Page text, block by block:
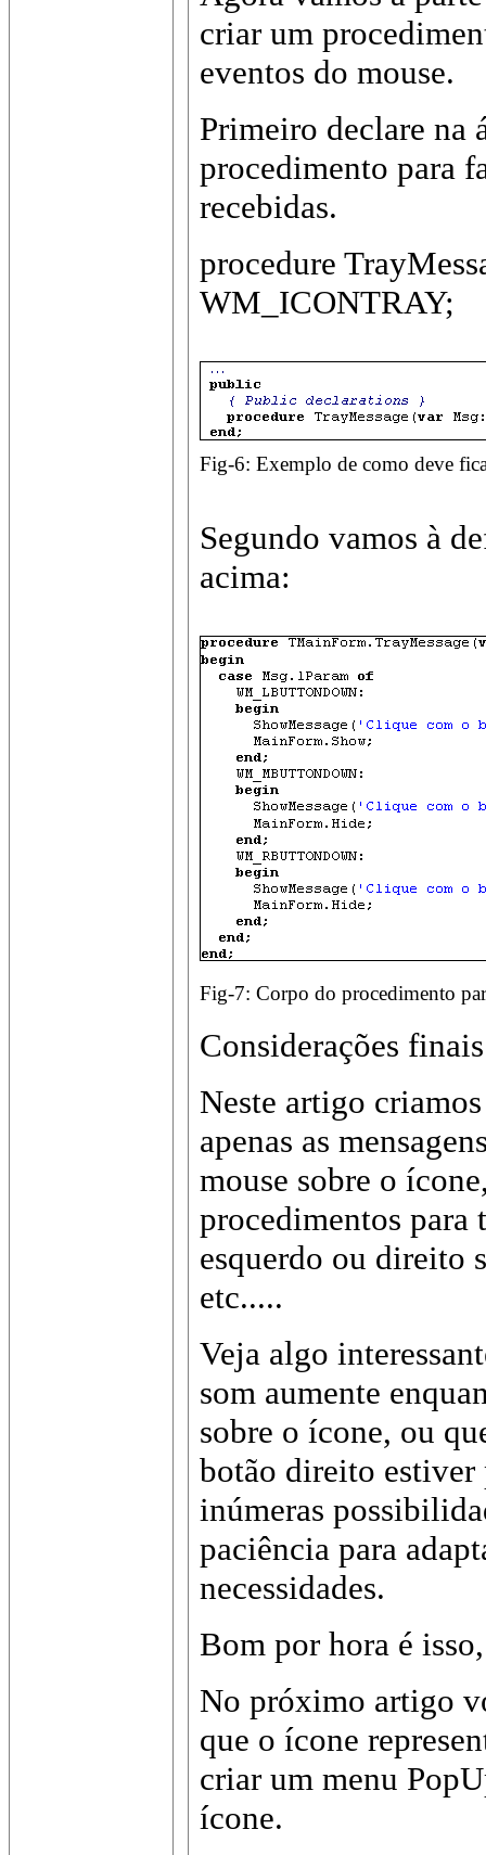
criar um
eventos do mouse.
Primeiro declare na
procedimento para
recebidas.
procedure
WM_ICONTRAY;
Fig-6: Exemplo de como deve
Segundo vamos à
acima:
Fig-7: Corpo do procedimento
Considerações
Neste artigo
apenas as
mouse sobre o
procedimentos
esquerdo ou direito
etc.....
Veja algo
som aumente
sobre o ícone, ou
botão direito estiver
inúmeras
paciência para
necessidades.
Bom por hora é
No próximo artigo
que o ícone
criar um menu
ícone.